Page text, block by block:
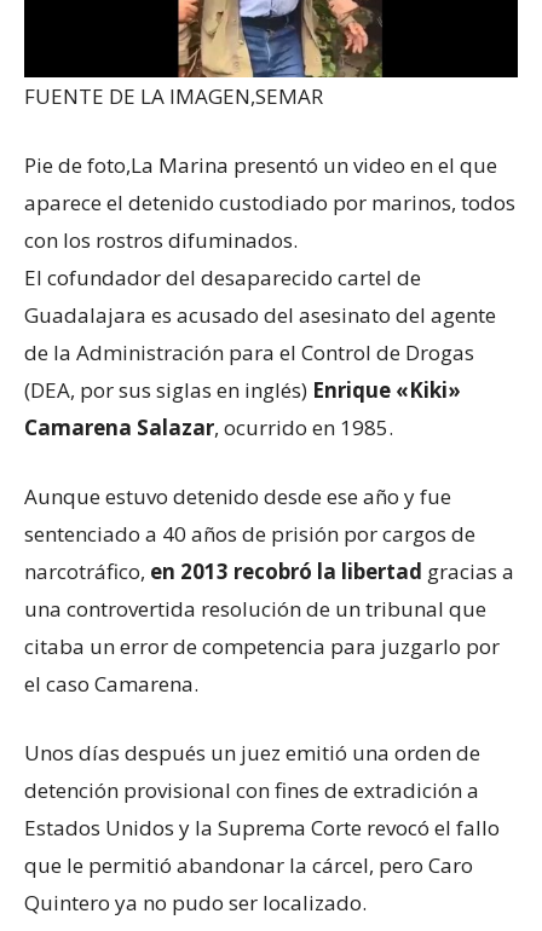
FUENTE DE LA IMAGEN,SEMAR
Pie de foto,La Marina presentó un video en el que
aparece el detenido custodiado por marinos, todos
con los rostros difuminados.
El cofundador del desaparecido cartel de
Guadalajara es acusado del asesinato del agente
de la Administración para el Control de Drogas
(DEA, por sus siglas en inglés) Enrique «Kiki»
Camarena Salazar, ocurrido en 1985.
Aunque estuvo detenido desde ese año y fue
sentenciado a 40 años de prisión por cargos de
narcotráfico, en 2013 recobró la libertad gracias a
una controvertida resolución de un tribunal que
citaba un error de competencia para juzgarlo por
el caso Camarena.
Unos días después un juez emitió una orden de
detención provisional con fines de extradición a
Estados Unidos y la Suprema Corte revocó el fallo
que le permitió abandonar la cárcel, pero Caro
Quintero ya no pudo ser localizado.